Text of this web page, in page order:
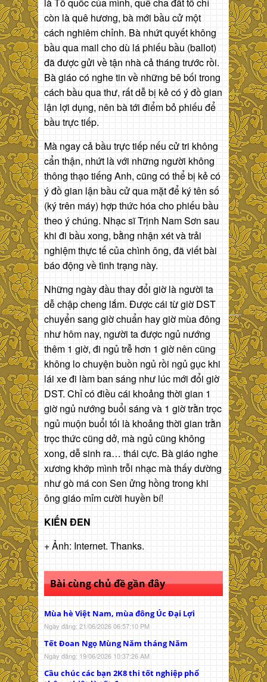
là Tổ quốc của mình, quê cha đất tổ chỉ
còn là quê hương, bà mới bầu cử một
cách nghiêm chỉnh. Bà nhứt quyết không
bầu qua mail cho dù lá phiếu bầu (ballot)
đã được gửi về tận nhà cả tháng trước rồi.
Bà giáo có nghe tin về những bê bối trong
cách bầu qua thư, rất dễ bị kẻ có ý đồ gian
lận lợi dụng, nên bà tới điểm bỏ phiếu để
bầu trực tiếp.
Mà ngay cả bầu trực tiếp nếu cử tri không
cẩn thận, nhứt là với những người không
thông thạo tiếng Anh, cũng có thể bị kẻ có
ý đồ gian lận bầu cử qua mặt để ký tên số
(ký trên máy) hợp thức hóa cho phiếu bầu
theo ý chúng. Nhạc sĩ Trịnh Nam Sơn sau
khi đi bầu xong, bằng nhận xét và trải
nghiệm thực tế của chình ông, đã viết bài
báo động về tình trạng này.
Những ngày đầu thay đổi giờ là người ta
dễ chập cheng lắm. Được cái từ giờ DST
chuyển sang giờ chuẩn hay giờ mùa đông
như hôm nay, người ta được ngủ nướng
thêm 1 giờ, đi ngủ trễ hơn 1 giờ nên cũng
không lo chuyện buồn ngủ rồi ngủ gục khi
lái xe đi làm ban sáng như lúc mới đổi giờ
DST. Chỉ có điều cái khoảng thời gian 1
giờ ngủ nướng buổi sáng và 1 giờ trằn trọc
ngủ muộn buổi tối là khoảng thời gian trằn
trọc thức cũng dở, mà ngủ cũng không
xong, dễ sinh ra… thái cực. Bà giáo nghe
xương khớp mình trỗi nhạc mà thấy dường
như gò má con Sen ửng hồng trong khi
ông giáo mỉm cười huyền bí!
KIẾN ĐEN
+ Ảnh: Internet. Thanks.
Bài cùng chủ đề gần đây
Mùa hè Việt Nam, mùa đông Úc Đại Lợi
Ngày đăng: 21/06/2026 06:57:10 PM
Tết Đoan Ngọ Mùng Năm tháng Năm
Ngày đăng: 19/06/2026 10:37:26 AM
Cầu chúc các bạn 2K8 thi tốt nghiệp phổ